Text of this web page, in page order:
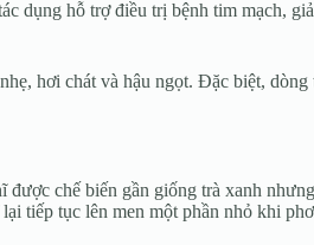
hỗ trợ điều trị bệnh tim mạch,
hơi chát và hậu ngọt. Đặc biệt,
chế biến gần giống trà xanh
tiếp tục lên men một phần nhỏ khi